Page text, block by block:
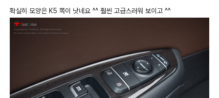
확실히 모양은 K5 쪽이 낫네요 ^^ 훨씬 고급스러워 보이고 ^^